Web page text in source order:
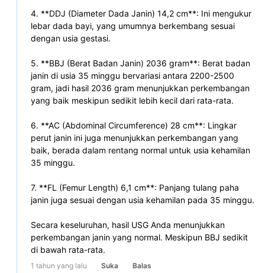
4. **DDJ (Diameter Dada Janin) 14,2 cm**: Ini mengukur
lebar dada bayi, yang umumnya berkembang sesuai
dengan usia gestasi.
5. **BBJ (Berat Badan Janin) 2036 gram**: Berat badan
janin di usia 35 minggu bervariasi antara 2200-2500
gram, jadi hasil 2036 gram menunjukkan perkembangan
yang baik meskipun sedikit lebih kecil dari rata-rata.
6. **AC (Abdominal Circumference) 28 cm**: Lingkar
perut janin ini juga menunjukkan perkembangan yang
baik, berada dalam rentang normal untuk usia kehamilan
35 minggu.
7. **FL (Femur Length) 6,1 cm**: Panjang tulang paha
janin juga sesuai dengan usia kehamilan pada 35 minggu.
Secara keseluruhan, hasil USG Anda menunjukkan
perkembangan janin yang normal. Meskipun BBJ sedikit
di bawah rata-rata.
1 tahun yang lalu Suka Balas